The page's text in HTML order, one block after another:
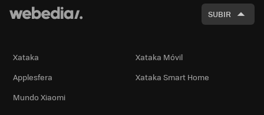
SUBIR
Xataka
Xataka Móvil
Applesfera
Xataka Smart Home
Mundo Xiaomi